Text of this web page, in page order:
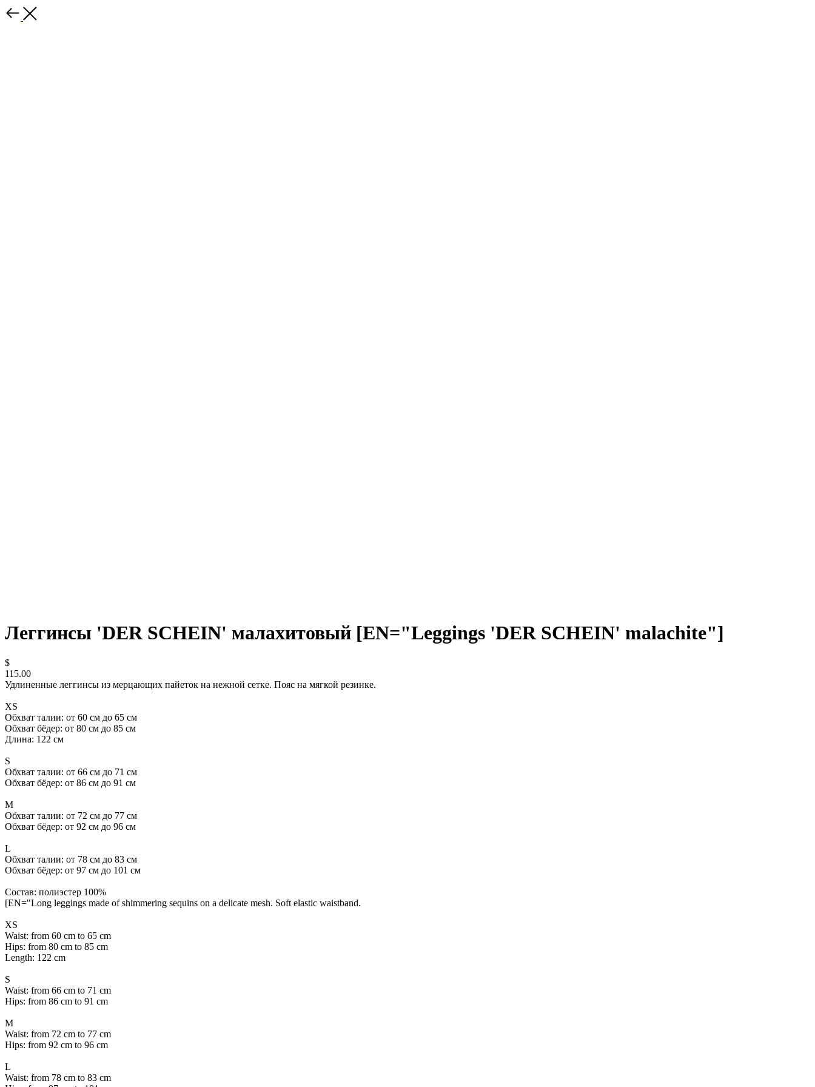
Леггинсы 'DER SCHEIN' малахитовый [EN="Leggings 'DER SCHEIN' malachite"]
$
115.00
Удлиненные леггинсы из мерцающих пайеток на нежной сетке. Пояс на мягкой резинке.
ХS
Обхват талии: от 60 см до 65 см
Обхват бёдер: от 80 см до 85 см
Длина: 122 см
S
Обхват талии: от 66 см до 71 см
Обхват бёдер: от 86 см до 91 см
M
Обхват талии: от 72 см до 77 см
Обхват бёдер: от 92 см до 96 см
L
Обхват талии: от 78 см до 83 см
Обхват бёдер: от 97 см до 101 см
Состав: полиэстер 100%
[EN="Long leggings made of shimmering sequins on a delicate mesh. Soft elastic waistband.
ХS
Waist: from 60 cm to 65 cm
Hips: from 80 cm to 85 cm
Length: 122 cm
S
Waist: from 66 cm to 71 cm
Hips: from 86 cm to 91 cm
M
Waist: from 72 cm to 77 cm
Hips: from 92 cm to 96 cm
L
Waist: from 78 cm to 83 cm